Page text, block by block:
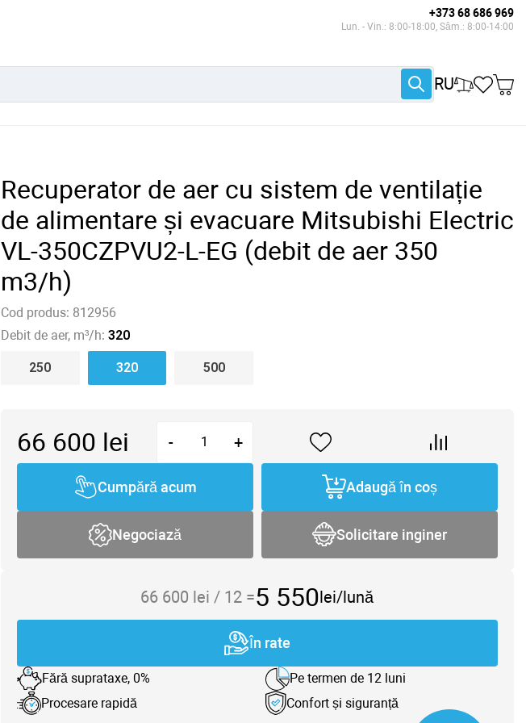
+373 68 686 969
Lun. - Vin.: 8:00-18:00, Sâm.: 8:00-14:00
RU
Recuperator de aer cu sistem de ventilație
de alimentare și evacuare Mitsubishi Electric
VL-350CZPVU2-L-EG (debit de aer 350
m3/h)
Cod produs: 812956
Debit de aer, m³/h: 320
250 320 500
66 600 lei - +
Cumpără acum Adaugă în coș
Negociază Solicitare inginer
66 600 lei / 12 =5 550lei/lună
În rate
Fără suprataxe, 0%
Pe termen de 12 luni
Procesare rapidă
Confort și siguranță